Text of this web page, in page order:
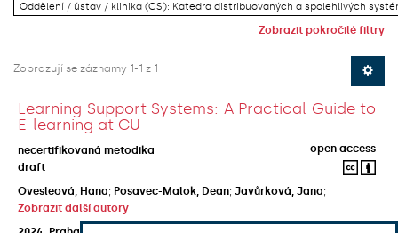
Oddělení / ústav / klinika (CS): Katedra distribuovaných a spolehlivých
Zobrazit pokročilé filtry
Zobrazují se záznamy 1-1 z 1
Learning Support Systems: A Practical Guide to
E-learning at CU
necertifikovaná metodika
open access
draft
Ovesleová, Hana; Posavec-Malok, Dean; Javůrková, Jana;
Zobrazit další autory